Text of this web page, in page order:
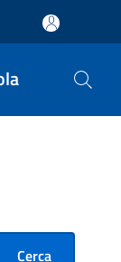
Cerca